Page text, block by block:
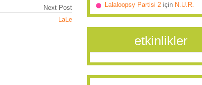
Next Post
LaLe
Lalaloopsy Partisi 2 için N.U.R.
etkinlikler